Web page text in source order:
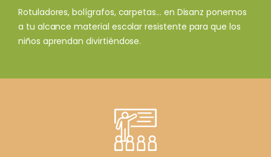
Rotuladores, bolígrafos, carpetas... en Disanz ponemos
a tu alcance material escolar resistente para que los
niños aprendan divirtiéndose.